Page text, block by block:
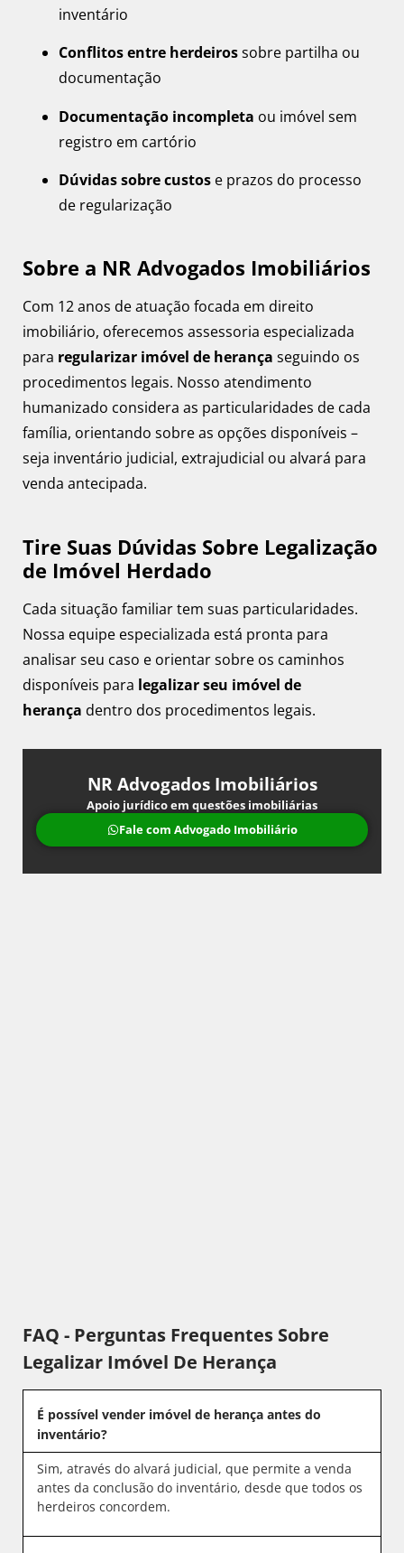
inventário
Conflitos entre herdeirossobre partilha ou
documentação
Documentação incompleta ou imóvel sem
registro em cartório
Dúvidas sobre custos e prazos do processo
de regularização
Sobre a NR Advogados Imobiliários
Com 12 anos de atuação focada em direito
imobiliário, oferecemos assessoria especializada
para regularizar imóvel de herança seguindo os
procedimentos legais. Nosso atendimento
humanizado considera as particularidades de cada
família, orientando sobre as opções disponíveis –
seja inventário judicial, extrajudicial ou alvará para
venda antecipada.
Tire Suas Dúvidas Sobre Legalização
de Imóvel Herdado
Cada situação familiar tem suas particularidades.
Nossa equipe especializada está pronta para
analisar seu caso e orientar sobre os caminhos
disponíveis para legalizar seu imóvel de
herança dentro dos procedimentos legais.
NR Advogados Imobiliários
Apoio jurídico em questões imobiliárias
Fale com Advogado Imobiliário
FAQ - Perguntas Frequentes Sobre
Legalizar Imóvel De Herança
É possível vender imóvel de herança antes do
inventário?
Sim, através do alvará judicial, que permite a venda
antes da conclusão do inventário, desde que todos os
herdeiros concordem.